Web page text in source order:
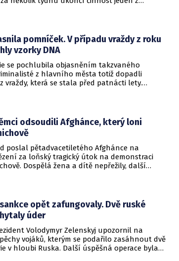
pomníček. V případu vraždy z roku
vzorky DNA
se pochlubila objasněním takzvaného
z hlavního města totiž dopadli
vraždy, která se stala před patnácti lety.
odsoudili Afghánce, který loni
poslal pětadvacetiletého Afghánce na
za loňský tragický útok na demonstraci
Dospělá žena a dítě nepřežily, další
opět zafungovaly. Dvě ruské
úder
Volodymyr Zelenskyj upozornil na
vojáků, kterým se podařilo zasáhnout dvě
v hloubi Ruska. Další úspěšná operace byla